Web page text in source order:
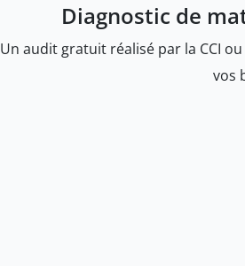
Diagnostic de
Un audit gratuit réalisé par la CCI
vos